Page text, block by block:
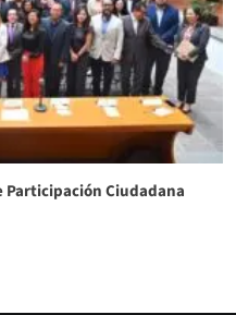
Participación Ciudadana